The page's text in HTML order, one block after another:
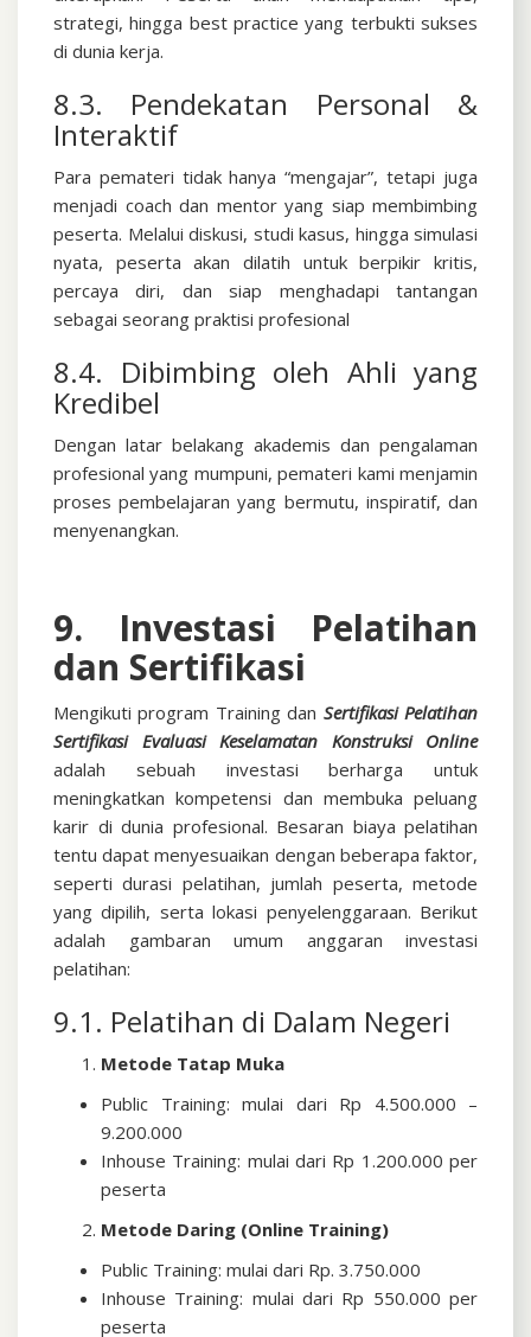
strategi, hingga best practice yang terbukti sukses
di dunia kerja.
8.3. Pendekatan Personal &
Interaktif
Para pemateri tidak hanya “mengajar”, tetapi juga
menjadi coach dan mentor yang siap membimbing
peserta. Melalui diskusi, studi kasus, hingga simulasi
nyata, peserta akan dilatih untuk berpikir kritis,
percaya diri, dan siap menghadapi tantangan
sebagai seorang praktisi profesional
8.4. Dibimbing oleh Ahli yang
Kredibel
Dengan latar belakang akademis dan pengalaman
profesional yang mumpuni, pemateri kami menjamin
proses pembelajaran yang bermutu, inspiratif, dan
menyenangkan.
9. Investasi Pelatihan
dan Sertifikasi
Mengikuti program Training dan SertifikasiPelatihan
Sertifikasi Evaluasi Keselamatan Konstruksi Online
adalah sebuah investasi berharga untuk
meningkatkan kompetensi dan membuka peluang
karir di dunia profesional. Besaran biaya pelatihan
tentu dapat menyesuaikan dengan beberapa faktor,
seperti durasi pelatihan, jumlah peserta, metode
yang dipilih, serta lokasi penyelenggaraan. Berikut
adalah gambaran umum anggaran investasi
pelatihan:
9.1. Pelatihan di Dalam Negeri
Metode Tatap Muka
Public Training: mulai dari Rp 4.500.000 –
9.200.000
Inhouse Training: mulai dari Rp 1.200.000 per
peserta
Metode Daring (Online Training)
Public Training: mulai dari Rp. 3.750.000
Inhouse Training: mulai dari Rp 550.000 per
peserta